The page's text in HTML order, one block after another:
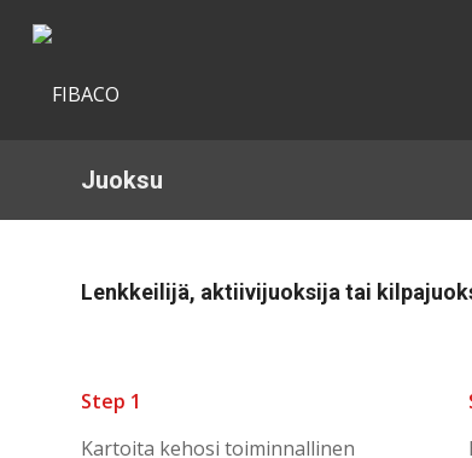
Juoksu
Lenkkeilijä, aktiivijuoksija tai
Step 1
Kartoita kehosi toiminnallinen